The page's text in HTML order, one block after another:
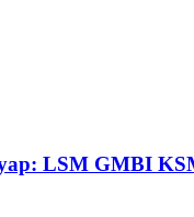
LSM GMBI